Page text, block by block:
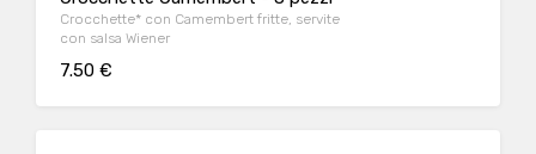
Crocchette* con Camembert fritte, servite
con salsa Wiener
7.50 €